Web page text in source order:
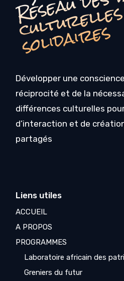
R
s
s
Développer une
réciprocité et de la
différences culturelles
d’interaction et de
partagés
Liens utiles
ACCUEIL
A PROPOS
PROGRAMMES
Laboratoire africain des
Greniers du futur